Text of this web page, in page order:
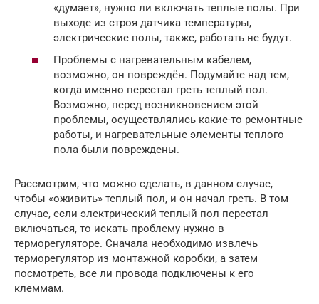
«думает», нужно ли включать теплые полы. При
выходе из строя датчика температуры,
электрические полы, также, работать не будут.
Проблемы с нагревательным кабелем,
возможно, он повреждён. Подумайте над тем,
когда именно перестал греть теплый пол.
Возможно, перед возникновением этой
проблемы, осуществлялись какие-то ремонтные
работы, и нагревательные элементы теплого
пола были повреждены.
Рассмотрим, что можно сделать, в данном случае,
чтобы «оживить» теплый пол, и он начал греть. В том
случае, если электрический теплый пол перестал
включаться, то искать проблему нужно в
терморегуляторе. Сначала необходимо извлечь
терморегулятор из монтажной коробки, а затем
посмотреть, все ли провода подключены к его
клеммам.